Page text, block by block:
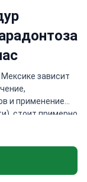
зависит
и применение
стоит примерно
коронки,
лечение
вкладки